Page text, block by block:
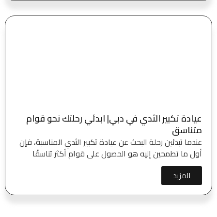
عيادة تكبير الثدي في دبي| ابدئي رحلتك نحو قوام
متناسق
عندما تبدئين رحلة البحث عن عيادة تكبير الثدي المناسبة، فإن
أول ما تطمحين إليه هو الحصول على قوام أكثر تناسقًا
المزيد